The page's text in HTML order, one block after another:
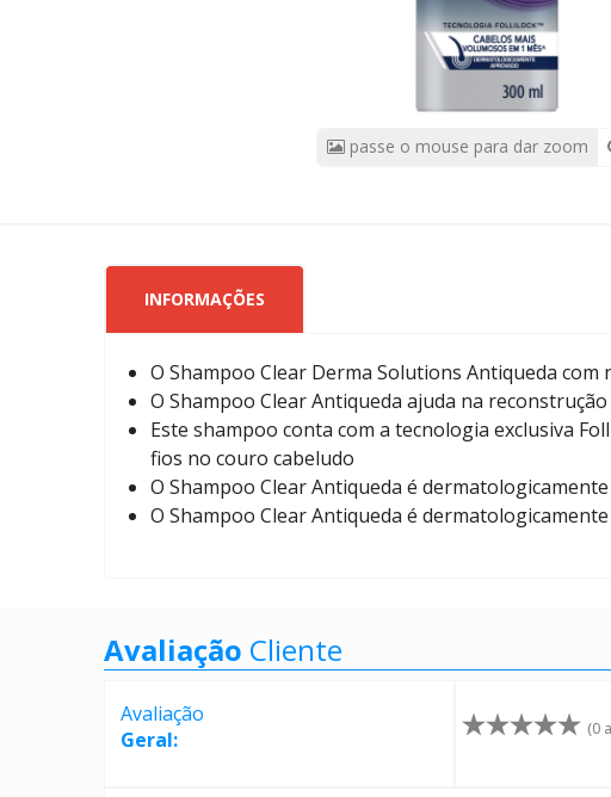
passe o mouse para dar zoom
INFORMAÇÕES
O Shampoo Clear Derma Solutions Antiqueda com
O Shampoo Clear Antiqueda ajuda na
Este shampoo conta com a tecnologia exclusiva
fios no couro cabeludo
O Shampoo Clear Antiqueda é
O Shampoo Clear Antiqueda é
Avaliação Cliente
Avaliação
Geral:
(0